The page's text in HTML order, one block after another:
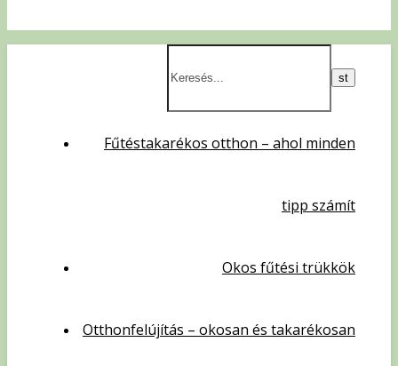
Fűtéstakarékos otthon – ahol minden
tipp számít
Okos fűtési trükkök
Otthonfelújítás – okosan és takarékosan